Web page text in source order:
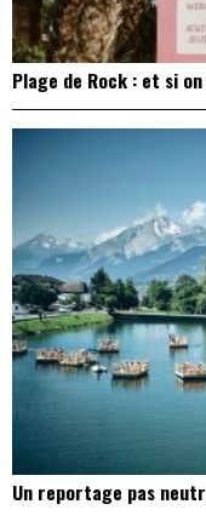
Plage de Rock : et si
Un reportage pas